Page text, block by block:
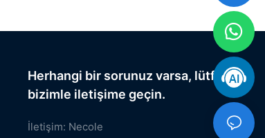
Herhangi bir sorunuz varsa, lütfen
bizimle iletişime geçin.
İletişim: Necole